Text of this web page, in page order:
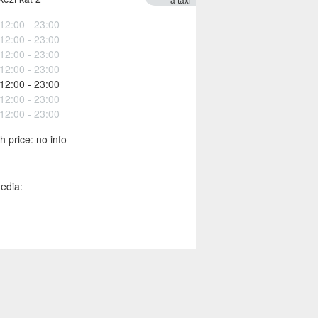
12:00 - 23:00
12:00 - 23:00
12:00 - 23:00
12:00 - 23:00
12:00 - 23:00
12:00 - 23:00
12:00 - 23:00
price: no info